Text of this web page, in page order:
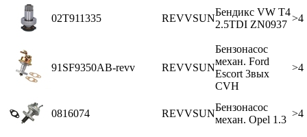
02T911335 REVVSUN
Бендикс VW Т4
2.5TDI ZN0937
>4
91SF9350AB-revv REVVSUN
Бензонасос
механ. Ford
Escort 3вых
CVH
>4
0816074 REVVSUN
Бензонасос
механ. Opel 1.3
>4